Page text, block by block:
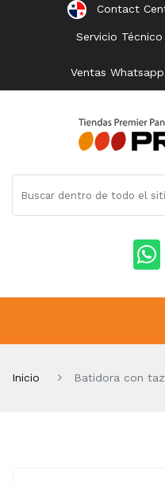
Contact
Servicio Técnico
Ventas Whatsapp
Inicio Batidora con